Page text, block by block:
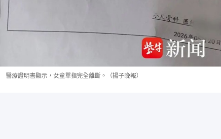
醫療證明書顯示，女童單指完全離斷。（揚子晚報）